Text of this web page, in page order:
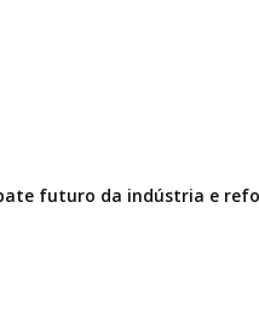
futuro da indústria e